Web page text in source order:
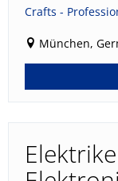
Crafts -
München,